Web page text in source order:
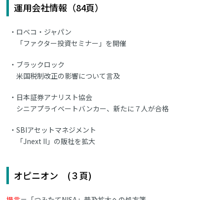
運用会社情報（84頁）
ロベコ・ジャパン
「ファクター投資セミナー」を開催
ブラックロック
米国税制改正の影響について言及
日本証券アナリスト協会
シニアプライベートバンカー、新たに７人が合格
SBIアセットマネジメント
「Jnext II」の販社を拡大
オピニオン (３頁)